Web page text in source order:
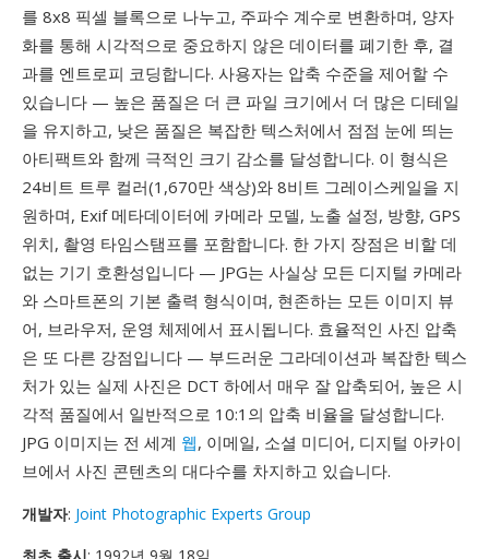
를 8x8 픽셀 블록으로 나누고, 주파수 계수로 변환하며, 양자
화를 통해 시각적으로 중요하지 않은 데이터를 폐기한 후, 결
과를 엔트로피 코딩합니다. 사용자는 압축 수준을 제어할 수
있습니다 — 높은 품질은 더 큰 파일 크기에서 더 많은 디테일
을 유지하고, 낮은 품질은 복잡한 텍스처에서 점점 눈에 띄는
아티팩트와 함께 극적인 크기 감소를 달성합니다. 이 형식은
24비트 트루 컬러(1,670만 색상)와 8비트 그레이스케일을 지
원하며, Exif 메타데이터에 카메라 모델, 노출 설정, 방향, GPS
위치, 촬영 타임스탬프를 포함합니다. 한 가지 장점은 비할 데
없는 기기 호환성입니다 — JPG는 사실상 모든 디지털 카메라
와 스마트폰의 기본 출력 형식이며, 현존하는 모든 이미지 뷰
어, 브라우저, 운영 체제에서 표시됩니다. 효율적인 사진 압축
은 또 다른 강점입니다 — 부드러운 그라데이션과 복잡한 텍스
처가 있는 실제 사진은 DCT 하에서 매우 잘 압축되어, 높은 시
각적 품질에서 일반적으로 10:1의 압축 비율을 달성합니다.
JPG 이미지는 전 세계 웹, 이메일, 소셜 미디어, 디지털 아카이
브에서 사진 콘텐츠의 대다수를 차지하고 있습니다.
개발자: Joint Photographic Experts Group